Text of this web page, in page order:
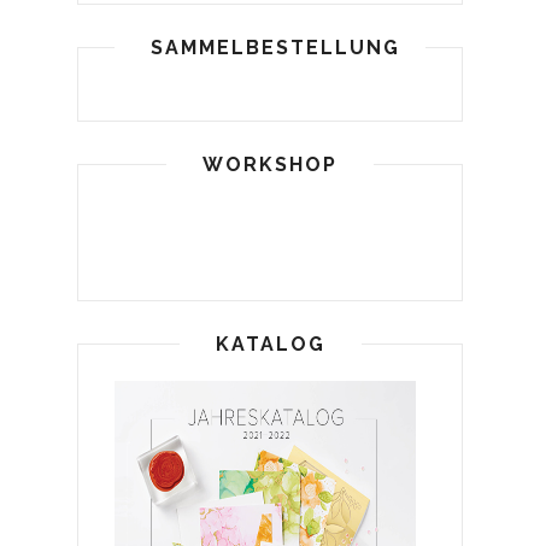
SAMMELBESTELLUNG
WORKSHOP
KATALOG